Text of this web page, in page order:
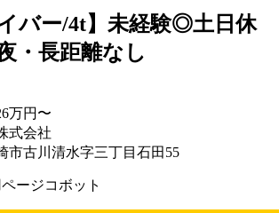
イバー/4t】未経験◎土日休
・長距離なし
万円〜
式会社
市古川清水字三丁目石田55
ージコボット